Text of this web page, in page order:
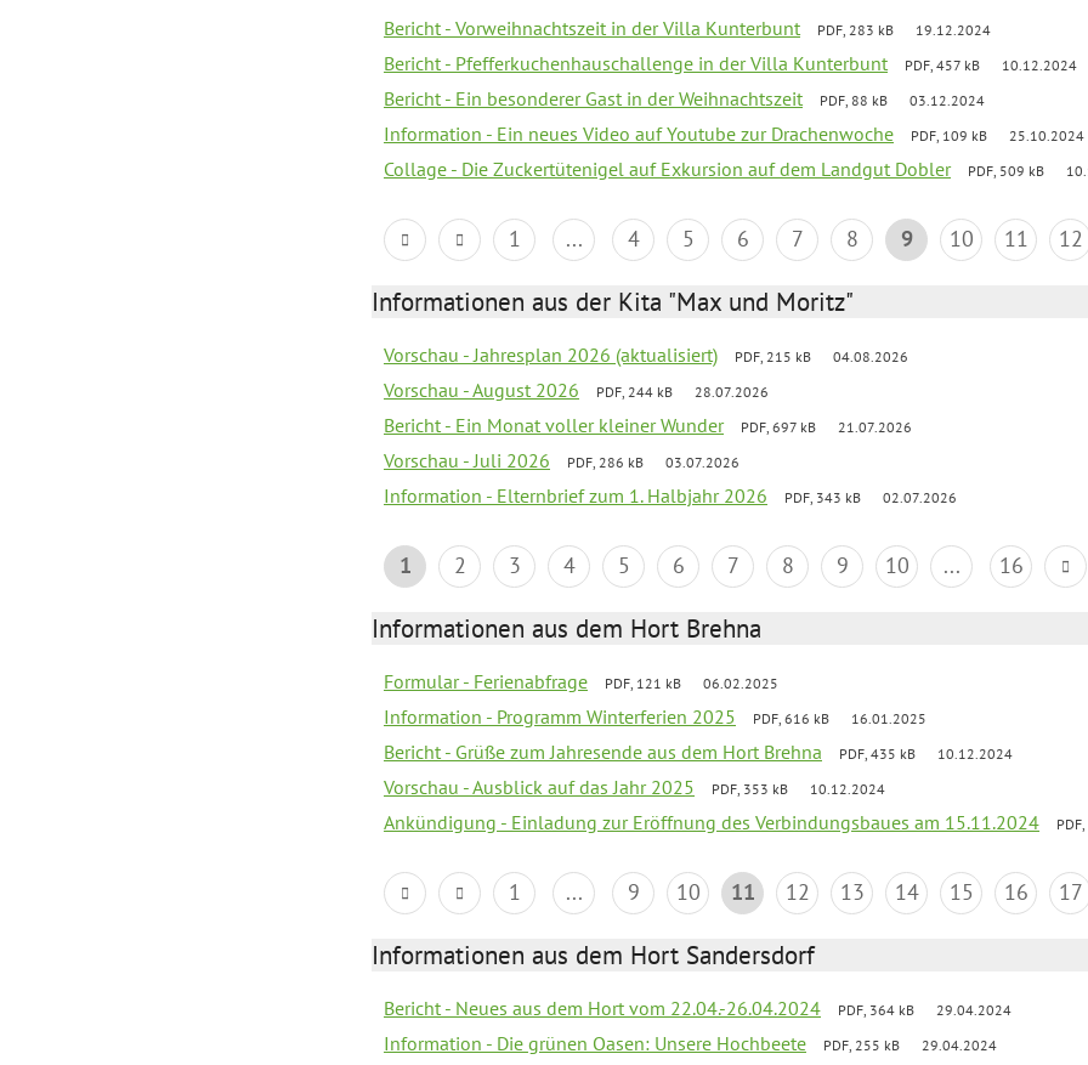
Bericht - Vorweihnachtszeit in der Villa Kunterbunt PDF, 283 kB 19.12.2024
Bericht - Pfefferkuchenhauschallenge in der Villa Kunterbunt PDF, 457 kB 10.12.2024
Bericht - Ein besonderer Gast in der Weihnachtszeit PDF, 88 kB 03.12.2024
Information - Ein neues Video auf Youtube zur Drachenwoche PDF, 109 kB 25.10.2024
Collage - Die Zuckertütenigel auf Exkursion auf dem Landgut Dobler PDF, 509 kB
1 ... 4 5 6 7 8 9 10 11 12
Informationen aus der Kita "Max und Moritz"
Vorschau - Jahresplan 2026 (aktualisiert) PDF, 215 kB 04.08.2026
Vorschau - August 2026 PDF, 244 kB 28.07.2026
Bericht - Ein Monat voller kleiner Wunder PDF, 697 kB 21.07.2026
Vorschau - Juli 2026 PDF, 286 kB 03.07.2026
Information - Elternbrief zum 1. Halbjahr 2026 PDF, 343 kB 02.07.2026
1 2 3 4 5 6 7 8 9 10 ... 16
Informationen aus dem Hort Brehna
Formular - Ferienabfrage PDF, 121 kB 06.02.2025
Information - Programm Winterferien 2025 PDF, 616 kB 16.01.2025
Bericht - Grüße zum Jahresende aus dem Hort Brehna PDF, 435 kB 10.12.2024
Vorschau - Ausblick auf das Jahr 2025 PDF, 353 kB 10.12.2024
Ankündigung - Einladung zur Eröffnung des Verbindungsbaues am 15.11.2024
1 ... 9 10 11 12 13 14 15 16 17
Informationen aus dem Hort Sandersdorf
Bericht - Neues aus dem Hort vom 22.04.-26.04.2024 PDF, 364 kB 29.04.2024
Information - Die grünen Oasen: Unsere Hochbeete PDF, 255 kB 29.04.2024